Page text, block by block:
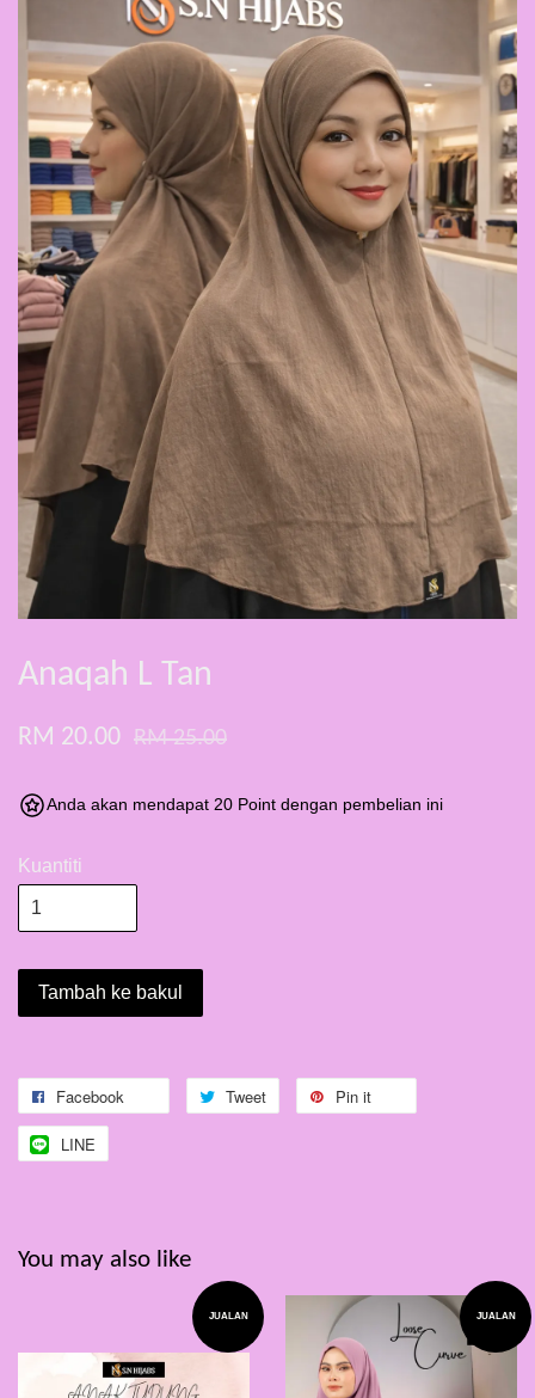
Anaqah L Tan
RM 20.00 RM 25.00
Anda akan mendapat 20 Point dengan pembelian ini
Kuantiti
Tambah ke bakul
Facebook Tweet Pin it
LINE
You may also like
JUALAN JUALAN